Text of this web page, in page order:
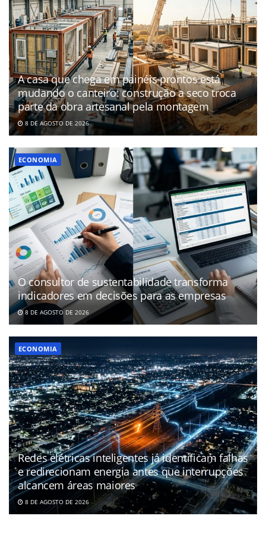
A casa que chega em painéis prontos está
mudando o canteiro: construção a seco troca
parte da obra artesanal pela montagem
8 DE AGOSTO DE 2026
ECONOMIA
O consultor de sustentabilidade transforma
indicadores em decisões para as empresas
8 DE AGOSTO DE 2026
ECONOMIA
Redes elétricas inteligentes já identificam falhas
e redirecionam energia antes que interrupções
alcancem áreas maiores
8 DE AGOSTO DE 2026